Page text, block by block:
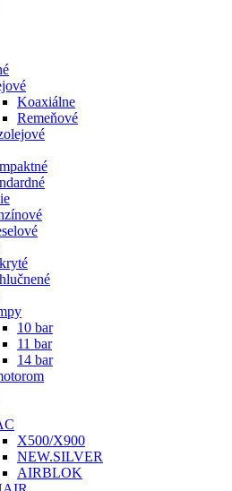
Koaxiálne
Remeňové
10 bar
11 bar
14 bar
X500/X900
NEW.SILVER
AIRBLOK